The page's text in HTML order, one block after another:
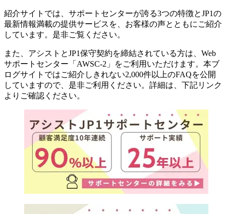
紹介サイトでは、サポートセンターが誇る3つの特徴とJP1の
最新情報満載の提供サービスを、お客様の声とともにご紹介
しています。是非ご覧ください。
また、アシストとJP1保守契約を締結されている方は、Web
サポートセンター「AWSC-2」をご利用いただけます。本ブ
ログサイトではご紹介しきれない2,000件以上のFAQを公開
していますので、是非ご利用ください。詳細は、下記リンク
よりご確認ください。